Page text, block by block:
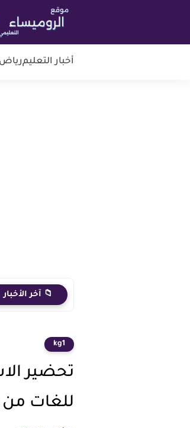
أخبار التعليم
📁 آخر الأخبار
kg1
تحضير
للغات من يوم الاحد 20